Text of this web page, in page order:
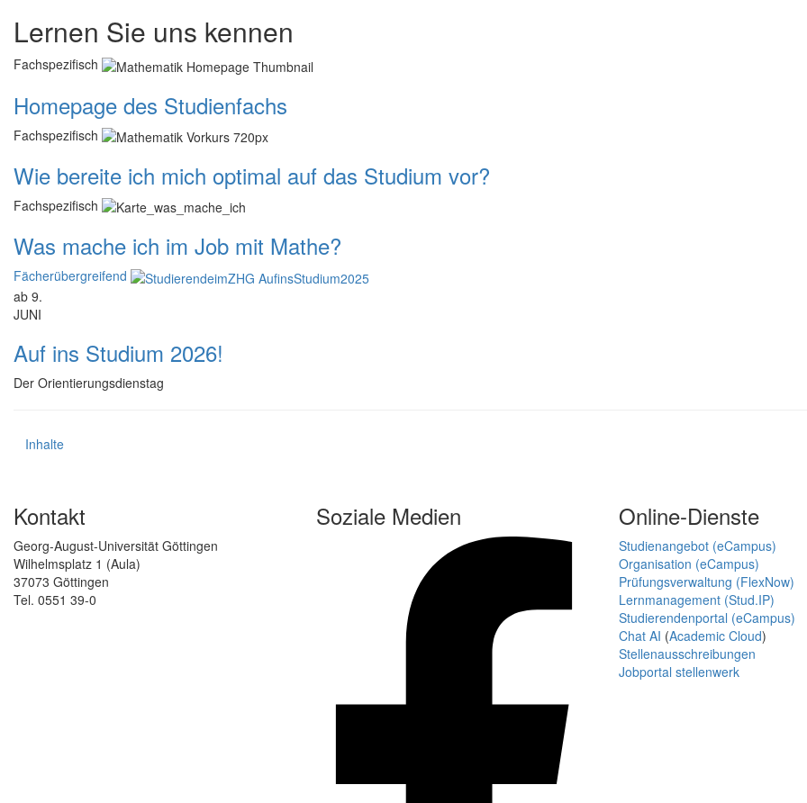
Lernen Sie uns kennen
Fachspezifisch
Homepage des Studienfachs
Fachspezifisch
Wie bereite ich mich optimal auf das Studium vor?
Fachspezifisch
Was mache ich im Job mit Mathe?
Fächerübergreifend
ab 9.
JUNI
Auf ins Studium 2026!
Der Orientierungsdienstag
Inhalte
Kontakt
Georg-August-Universität Göttingen
Wilhelmsplatz 1 (Aula)
37073 Göttingen
Tel. 0551 39-0
Soziale Medien Online-Dienste
Studienangebot (eCampus)
Organisation (eCampus)
Prüfungsverwaltung (FlexNow)
Lernmanagement (Stud.IP)
Studierendenportal (eCampus)
Chat AI (Academic Cloud)
Stellenausschreibungen
Jobportal stellenwerk